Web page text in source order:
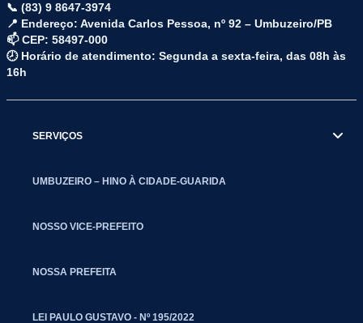
📞 (83) 9 8647-3974
📍 Endereço: Avenida Carlos Pessoa, nº 92 – Umbuzeiro/PB
📫 CEP: 58497-000
🕗 Horário de atendimento: Segunda a sexta-feira, das 08h às
16h
SERVIÇOS
UMBUZEIRO – HINO À CIDADE-GUARIDA
NOSSO VICE-PREFEITO
NOSSA PREFEITA
LEI PAULO GUSTAVO - Nº 195/2022